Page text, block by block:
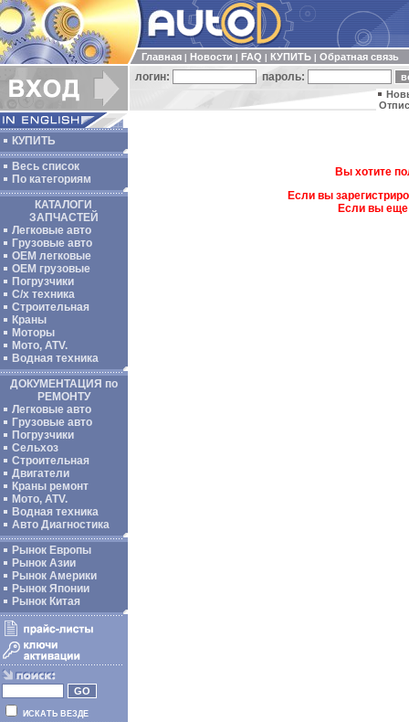
Главная Новости FAQ КУПИТЬ Обратная связь
логин: пароль:
КУПИТЬ
Весь список
По категориям
КАТАЛОГИ
ЗАПЧАСТЕЙ
Легковые авто
Грузовые авто
ОЕМ легковые
OEM грузовые
Погрузчики
С/х техника
Строительная
Краны
Моторы
Мото, ATV.
Водная техника
ДОКУМЕНТАЦИЯ по
РЕМОНТУ
Легковые авто
Грузовые авто
Погрузчики
Сельхоз
Строительная
Двигатели
Краны ремонт
Мото, ATV.
Водная техника
Авто Диагностика
Рынок Европы
Рынок Азии
Рынок Америки
Рынок Японии
Рынок Китая
ИСКАТЬ ВЕЗДЕ
Вы хотите
Если вы
Если вы еще